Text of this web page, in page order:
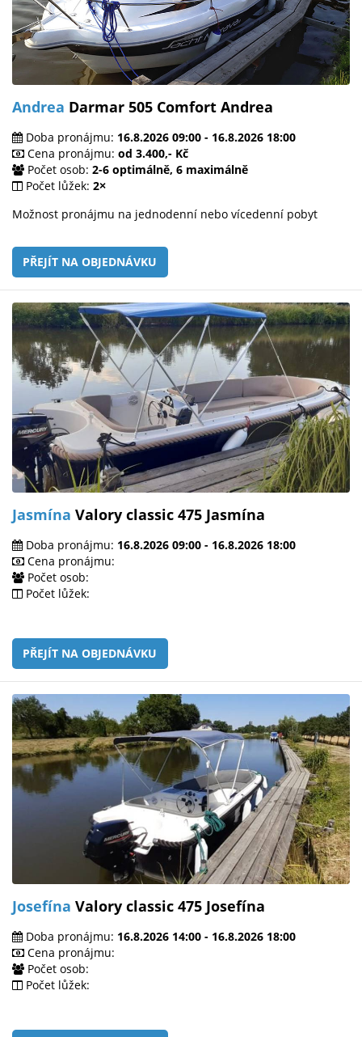
Andrea Darmar 505 Comfort Andrea
Doba pronájmu: 16.8.2026 09:00 - 16.8.2026 18:00
Cena pronájmu: od 3.400,- Kč
Počet osob: 2-6 optimálně, 6 maximálně
Počet lůžek: 2×
Možnost pronájmu na jednodenní nebo vícedenní pobyt
PŘEJÍT NA OBJEDNÁVKU
Jasmína Valory classic 475 Jasmína
Doba pronájmu: 16.8.2026 09:00 - 16.8.2026 18:00
Cena pronájmu:
Počet osob:
Počet lůžek:
PŘEJÍT NA OBJEDNÁVKU
Josefína Valory classic 475 Josefína
Doba pronájmu: 16.8.2026 14:00 - 16.8.2026 18:00
Cena pronájmu:
Počet osob:
Počet lůžek: